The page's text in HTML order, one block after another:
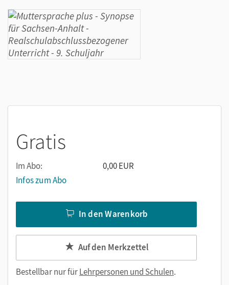
Gratis
Im Abo:
0,00 EUR
Infos zum Abo
In den Warenkorb
Auf den Merkzettel
Bestellbar nur fürLehrpersonen und Schulen.